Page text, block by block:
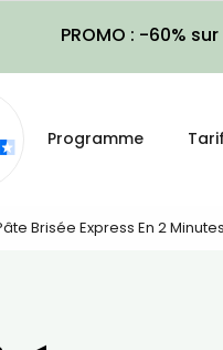
PROMO : -60%
Programme
Brisée Express En 2